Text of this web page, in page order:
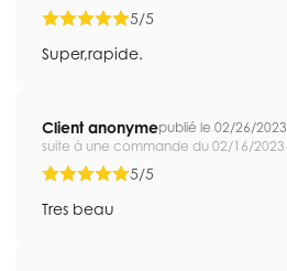
5/5
Super,rapide.
Client anonymepublié le 02/26/2023
suite à une commande du 02/16/2023
5/5
Tres beau